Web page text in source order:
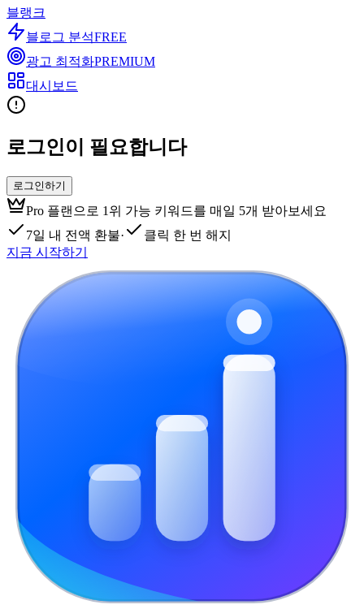
블랭크
블로그 분석FREE
광고 최적화PREMIUM
대시보드
로그인이 필요합니다
로그인하기
Pro 플랜으로 1위 가능 키워드를 매일 5개 받아보세요
7일 내 전액 환불·
클릭 한 번 해지
지금 시작하기